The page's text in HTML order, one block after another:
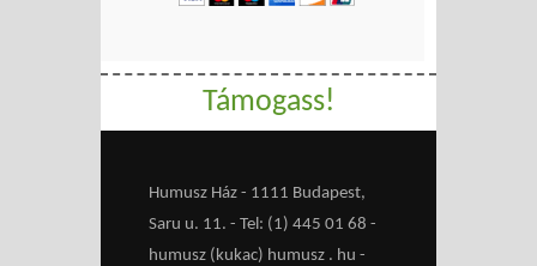
Támogass!
Humusz Ház - 1111 Budapest,
Saru u. 11. - Tel: (1) 445 01 68 -
humusz (kukac) humusz . hu -